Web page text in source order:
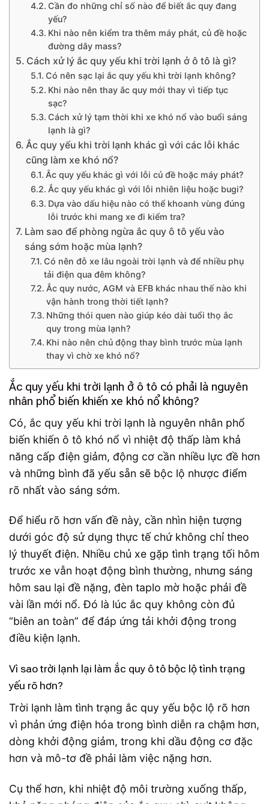
Cần đo những chỉ số nào để biết ắc quy đang
yếu?
Khi nào nên kiểm tra thêm máy phát, củ đề hoặc
đường dây mass?
Cách xử lý ắc quy yếu khi trời lạnh ở ô tô là gì?
Có nên sạc lại ắc quy yếu khi trời lạnh không?
Khi nào nên thay ắc quy mới thay vì tiếp tục
sạc?
Cách xử lý tạm thời khi xe khó nổ vào buổi sáng
lạnh là gì?
Ắc quy yếu khi trời lạnh khác gì với các lỗi khác
cũng làm xe khó nổ?
Ắc quy yếu khác gì với lỗi củ đề hoặc máy phát?
Ắc quy yếu khác gì với lỗi nhiên liệu hoặc bugi?
Dựa vào dấu hiệu nào có thể khoanh vùng đúng
lỗi trước khi mang xe đi kiểm tra?
Làm sao để phòng ngừa ắc quy ô tô yếu vào
sáng sớm hoặc mùa lạnh?
Có nên đỗ xe lâu ngoài trời lạnh và để nhiều phụ
tải điện qua đêm không?
Ắc quy nước, AGM và EFB khác nhau thế nào khi
vận hành trong thời tiết lạnh?
Những thói quen nào giúp kéo dài tuổi thọ ắc
quy trong mùa lạnh?
Khi nào nên chủ động thay bình trước mùa lạnh
thay vì chờ xe khó nổ?
Ắc quy yếu khi trời lạnh ở ô tô có phải là nguyên
nhân phổ biến khiến xe khó nổ không?
Có, ắc quy yếu khi trời lạnh là nguyên nhân phổ
biến khiến ô tô khó nổ vì nhiệt độ thấp làm khả
năng cấp điện giảm, động cơ cần nhiều lực đề hơn
và những bình đã yếu sẵn sẽ bộc lộ nhược điểm
rõ nhất vào sáng sớm.
Để hiểu rõ hơn vấn đề này, cần nhìn hiện tượng
dưới góc độ sử dụng thực tế chứ không chỉ theo
lý thuyết điện. Nhiều chủ xe gặp tình trạng tối hôm
trước xe vẫn hoạt động bình thường, nhưng sáng
hôm sau lại đề nặng, đèn taplo mờ hoặc phải đề
vài lần mới nổ. Đó là lúc ắc quy không còn đủ
“biên an toàn” để đáp ứng tải khởi động trong
điều kiện lạnh.
Vì sao trời lạnh lại làm ắc quy ô tô bộc lộ tình trạng
yếu rõ hơn?
Trời lạnh làm tình trạng ắc quy yếu bộc lộ rõ hơn
vì phản ứng điện hóa trong bình diễn ra chậm hơn,
dòng khởi động giảm, trong khi dầu động cơ đặc
hơn và mô-tơ đề phải làm việc nặng hơn.
Cụ thể hơn, khi nhiệt độ môi trường xuống thấp,